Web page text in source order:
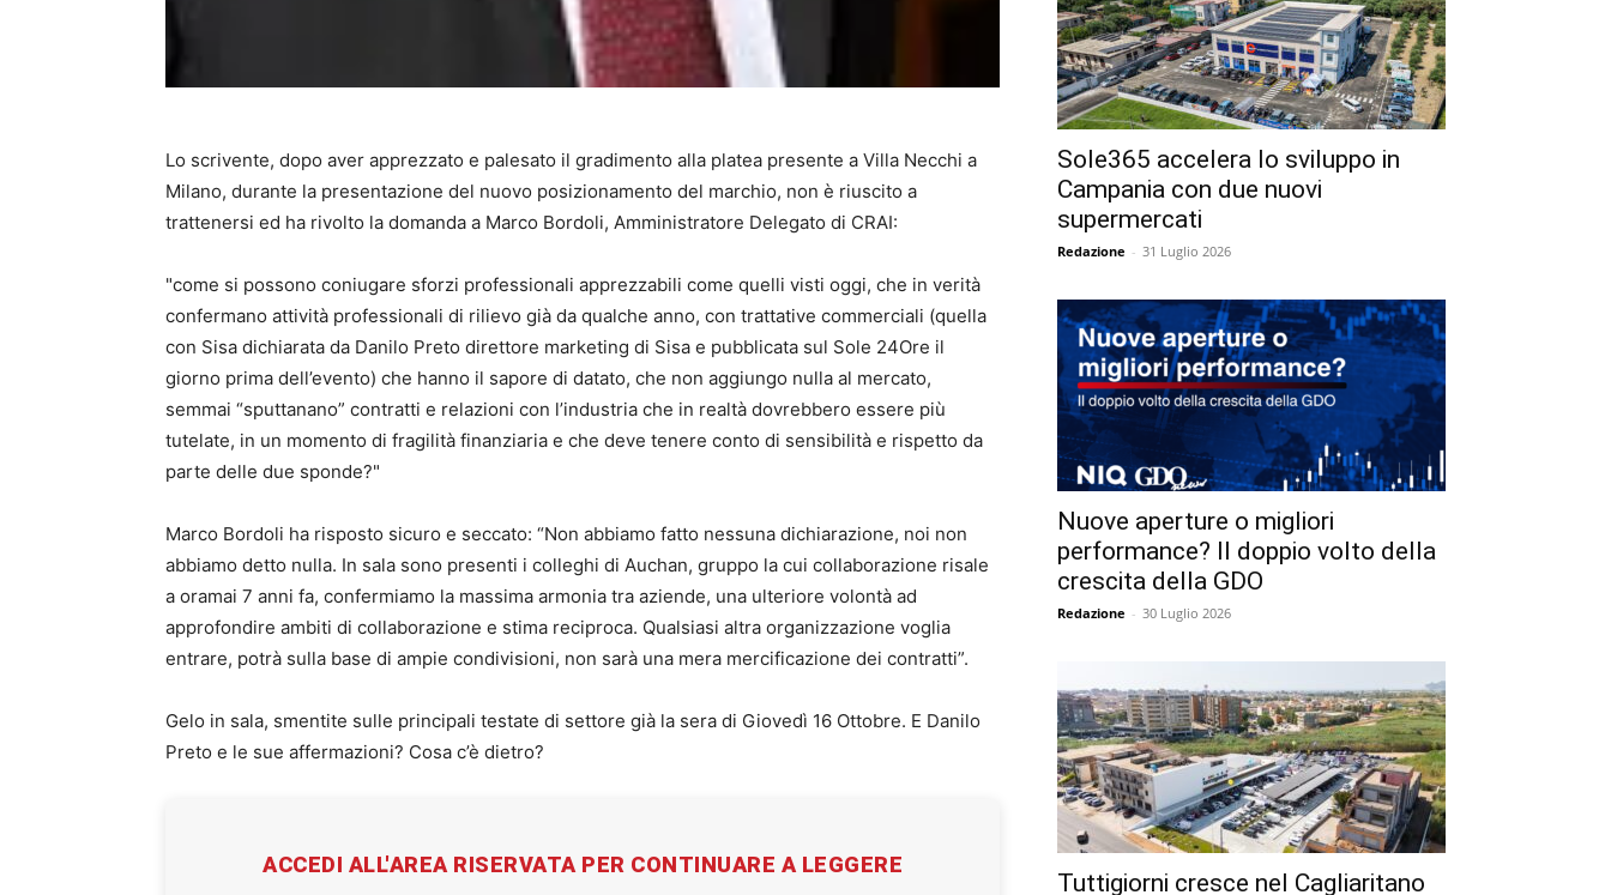
Lo scrivente, dopo aver apprezzato e palesato il gradimento alla platea presente a Villa Necchi a
Milano, durante la presentazione del nuovo posizionamento del marchio, non è riuscito a
trattenersi ed ha rivolto la domanda a Marco Bordoli, Amministratore Delegato di CRAI:
"come si possono coniugare sforzi professionali apprezzabili come quelli visti oggi, che in verità
confermano attività professionali di rilievo già da qualche anno, con trattative commerciali (quella
con Sisa dichiarata da Danilo Preto direttore marketing di Sisa e pubblicata sul Sole 24Ore il
giorno prima dell’evento) che hanno il sapore di datato, che non aggiungo nulla al mercato,
semmai “sputtanano” contratti e relazioni con l’industria che in realtà dovrebbero essere più
tutelate, in un momento di fragilità finanziaria e che deve tenere conto di sensibilità e rispetto da
parte delle due sponde?"
Marco Bordoli ha risposto sicuro e seccato: “Non abbiamo fatto nessuna dichiarazione, noi non
abbiamo detto nulla. In sala sono presenti i colleghi di Auchan, gruppo la cui collaborazione risale
a oramai 7 anni fa, confermiamo la massima armonia tra aziende, una ulteriore volontà ad
approfondire ambiti di collaborazione e stima reciproca. Qualsiasi altra organizzazione voglia
entrare, potrà sulla base di ampie condivisioni, non sarà una mera mercificazione dei contratti”.
Gelo in sala, smentite sulle principali testate di settore già la sera di Giovedì 16 Ottobre. E Danilo
Preto e le sue affermazioni? Cosa c’è dietro?
ACCEDI ALL'AREA RISERVATA PER CONTINUARE A LEGGERE
Sole365 accelera lo sviluppo in
Campania con due nuovi
supermercati
Redazione - 31 Luglio 2026
Nuove aperture o migliori
performance? Il doppio volto della
crescita della GDO
Redazione - 30 Luglio 2026
Tuttigiorni cresce nel Cagliaritano